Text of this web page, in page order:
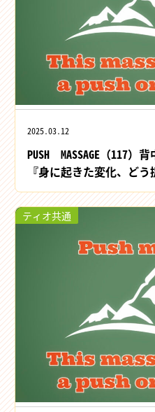
2025.03.12
PUSH MASSAGE（117）
『身に起きた変化、どう
ティオ共通